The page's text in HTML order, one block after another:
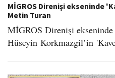
MİGROS Direnişi ekseninde
Metin Turan
MİGROS Direnişi ekseninde
Hüseyin Korkmazgil’in